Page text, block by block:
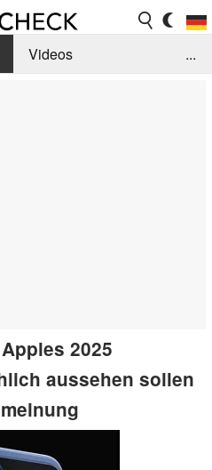
Videos
...
2025
aussehen sollen